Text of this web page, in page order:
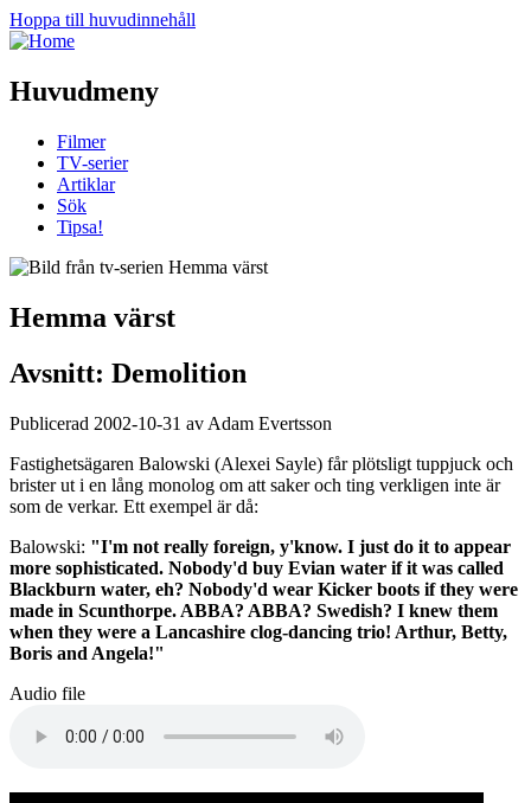
Hoppa till huvudinnehåll
Huvudmeny
Filmer
TV-serier
Artiklar
Sök
Tipsa!
Hemma värst
Avsnitt: Demolition
Publicerad 2002-10-31 av Adam Evertsson
Fastighetsägaren Balowski (Alexei Sayle) får plötsligt tuppjuck och
brister ut i en lång monolog om att saker och ting verkligen inte är
som de verkar. Ett exempel är då:
Balowski: "I'm not really foreign, y'know. I just do it to appear
more sophisticated. Nobody'd buy Evian water if it was called
Blackburn water, eh? Nobody'd wear Kicker boots if they were
made in Scunthorpe. ABBA? ABBA? Swedish? I knew them
when they were a Lancashire clog-dancing trio! Arthur, Betty,
Boris and Angela!"
Audio file